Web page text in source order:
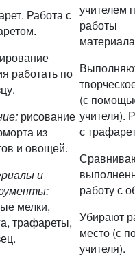
Работа с
работать по
рисование
из
и овощей.
и
мелки,
трафареты,
учителем
работы
(с
учителя).
с
работу с
Убирают
место (с
учителя).